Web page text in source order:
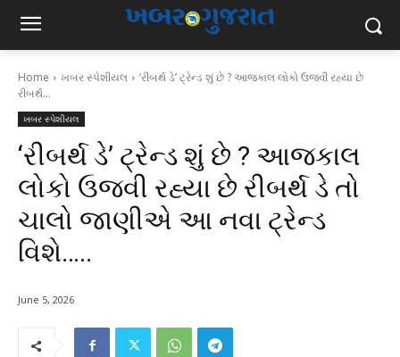
Home ખબર સ્પેશીયલ
‘રીબર્થ ડે’ ટ્રેન્ડ શું છે ? આજકાલ લોકો ઉજવી રહ્યા છે
રીબર્થ...
ખબર સ્પેશીયલ
‘રીબર્થ ડે’ ટ્રેન્ડ શું છે ? આજકાલ
લોકો ઉજવી રહ્યા છે રીબર્થ ડે તો
ચાલો જાણીએ આ નવા ટ્રેન્ડ
વિશે…..
June 5, 2026